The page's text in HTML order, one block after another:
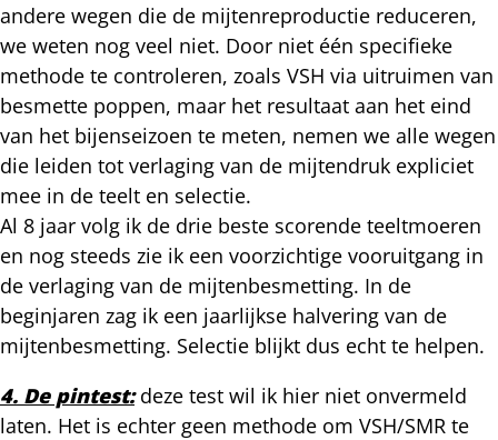
andere wegen die de mijtenreproductie reduceren,
we weten nog veel niet. Door niet één specifieke
methode te controleren, zoals VSH via uitruimen van
besmette poppen, maar het resultaat aan het eind
van het bijenseizoen te meten, nemen we alle wegen
die leiden tot verlaging van de mijtendruk expliciet
mee in de teelt en selectie.
Al 8 jaar volg ik de drie beste scorende teeltmoeren
en nog steeds zie ik een voorzichtige vooruitgang in
de verlaging van de mijtenbesmetting. In de
beginjaren zag ik een jaarlijkse halvering van de
mijtenbesmetting. Selectie blijkt dus echt te helpen.
4. De pintest:deze test wil ik hier niet onvermeld
laten. Het is echter geen methode om VSH/SMR te